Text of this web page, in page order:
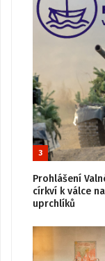
3
Prohlášení
církví k válce
uprchlíků